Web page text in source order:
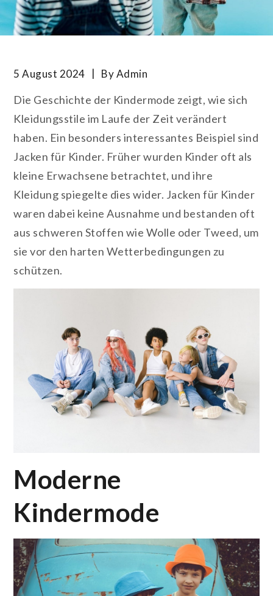
5 August 2024 ByAdmin
Die Geschichte der Kindermode zeigt, wie sich
Kleidungsstile im Laufe der Zeit verändert
haben. Ein besonders interessantes Beispiel sind
Jacken für Kinder. Früher wurden Kinder oft als
kleine Erwachsene betrachtet, und ihre
Kleidung spiegelte dies wider. Jacken für Kinder
waren dabei keine Ausnahme und bestanden oft
aus schweren Stoffen wie Wolle oder Tweed, um
sie vor den harten Wetterbedingungen zu
schützen.
Moderne
Kindermode